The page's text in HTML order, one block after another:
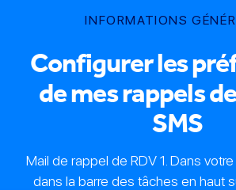
INFORMATIONS
Configurer les
de mes rappels
SMS
Mail de rappel de RDV 1. Dans
dans la barre des tâches en haut